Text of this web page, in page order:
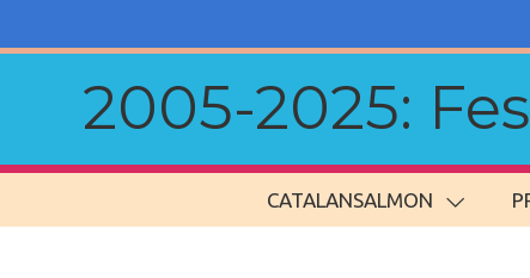
2005-2025:
CATALANSALMON